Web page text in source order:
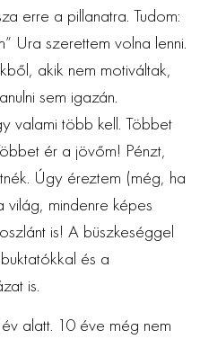
erre a pillanatra. Tudom:
Ura szerettem volna lenni.
akik nem motiváltak,
sem igazán.
valami több kell. Többet
ér a jövőm! Pénzt,
Úgy éreztem (még, ha
mindenre képes
is! A büszkeséggel
és a
is.
alatt. 10 éve még nem